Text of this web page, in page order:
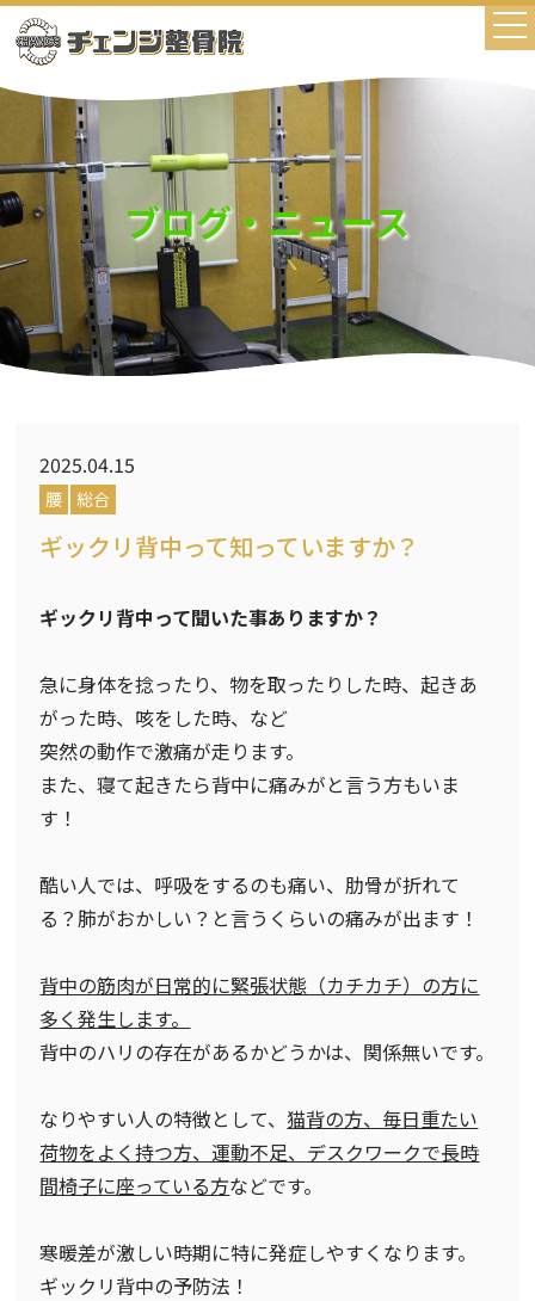
ブログ・ニュース
2025.04.15
腰 総合
ギックリ背中って知っていますか？
ギックリ背中って聞いた事ありますか？
急に身体を捻ったり、物を取ったりした時、起きあ
がった時、咳をした時、など
突然の動作で激痛が走ります。
また、寝て起きたら背中に痛みがと言う方もいま
す！
酷い人では、呼吸をするのも痛い、肋骨が折れて
る？肺がおかしい？と言うくらいの痛みが出ます！
背中の筋肉が日常的に緊張状態（カチカチ）の方に
多く発生します。
背中のハリの存在があるかどうかは、関係無いです。
なりやすい人の特徴として、 猫背の方、毎日重たい
荷物をよく持つ方、運動不足、デスクワークで長時
間椅子に座っている方などです。
寒暖差が激しい時期に特に発症しやすくなります。
ギックリ背中の予防法！